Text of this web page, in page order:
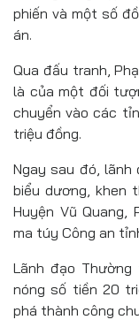
phiến và một số
án.
Qua đấu tranh,
là của một đối
chuyển vào các
triệu đồng.
Ngay sau đó, lãnh
biểu dương, khen
Huyện Vũ Quang,
ma túy Công an
Lãnh đạo
nóng số tiền 20
phá thành công